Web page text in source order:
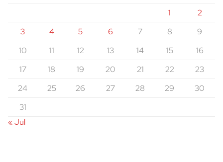
1
2
3
4 5 6 7 8
9
10
11 12 13 14 15
16
17
18 19 20 21 22
23
24
25 26 27 28 29
30
31
« Jul